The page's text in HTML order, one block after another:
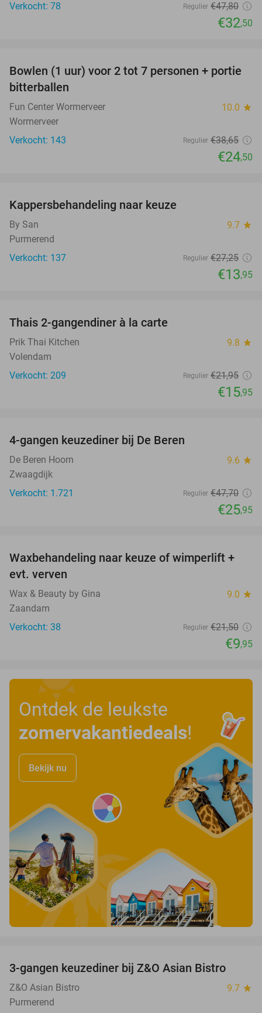
Verkocht: 78
Regulier €47,80
€32,50
37%
Bowlen (1 uur) voor 2 tot 7 personen + portie
bitterballen
Fun Center Wormerveer 10.0 star
Wormerveer
Verkocht: 143
Regulier €38,65
€24,50
Kappersbehandeling naar keuze
By San 9.7 star
Purmerend
Verkocht: 137
Regulier €27,25
€13,95
Thais 2-gangendiner à la carte
Prik Thai Kitchen 9.8 star
Volendam
Verkocht: 209
Regulier €21,95
€15,95
4-gangen keuzediner bij De Beren
De Beren Hoorn 9.6 star
Zwaagdijk
Verkocht: 1.721
Regulier €47,70
€25,95
54%
Waxbehandeling naar keuze of wimperlift +
evt. verven
Wax & Beauty by Gina 9.0 star
Zaandam
Verkocht: 38
Regulier €21,50
€9,95
Ontdek de leukste
zomervakantiedeals!
Bekijk nu
3-gangen keuzediner bij Z&O Asian Bistro
Z&O Asian Bistro 9.7 star
Purmerend